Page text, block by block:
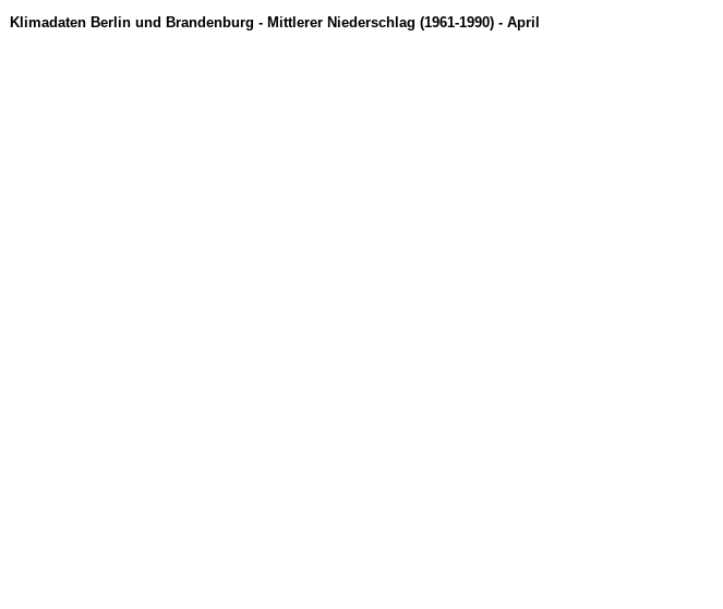
Klimadaten Berlin und Brandenburg - Mittlerer Niederschlag (1961-1990) - April